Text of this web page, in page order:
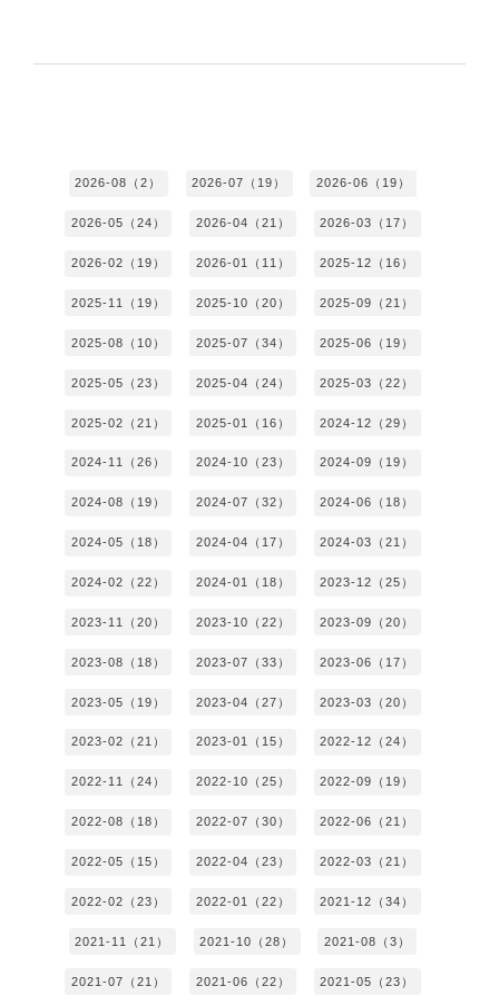
2026-08（2） 2026-07（19） 2026-06（19）
2026-05（24） 2026-04（21） 2026-03（17）
2026-02（19） 2026-01（11） 2025-12（16）
2025-11（19） 2025-10（20） 2025-09（21）
2025-08（10） 2025-07（34） 2025-06（19）
2025-05（23） 2025-04（24） 2025-03（22）
2025-02（21） 2025-01（16） 2024-12（29）
2024-11（26） 2024-10（23） 2024-09（19）
2024-08（19） 2024-07（32） 2024-06（18）
2024-05（18） 2024-04（17） 2024-03（21）
2024-02（22） 2024-01（18） 2023-12（25）
2023-11（20） 2023-10（22） 2023-09（20）
2023-08（18） 2023-07（33） 2023-06（17）
2023-05（19） 2023-04（27） 2023-03（20）
2023-02（21） 2023-01（15） 2022-12（24）
2022-11（24） 2022-10（25） 2022-09（19）
2022-08（18） 2022-07（30） 2022-06（21）
2022-05（15） 2022-04（23） 2022-03（21）
2022-02（23） 2022-01（22） 2021-12（34）
2021-11（21） 2021-10（28） 2021-08（3）
2021-07（21） 2021-06（22） 2021-05（23）